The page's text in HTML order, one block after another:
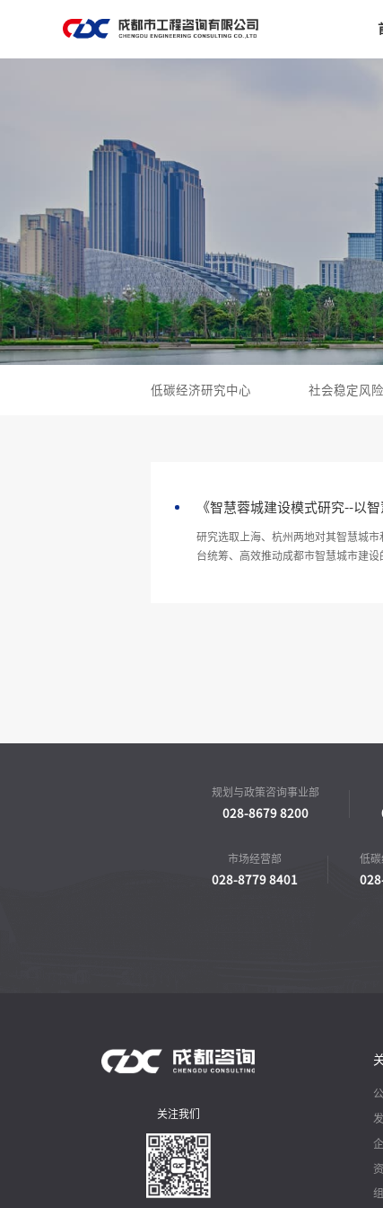
低碳经济研究中心 社会稳定风
《智慧蓉城建设模式研究--以
研究选取上海、杭州两地对其智慧城
台统筹、高效推动成都市智慧城市建设
规划与政策咨询事业部
028-8679 8200
市场经营部
028-8779 8401
低碳
关注我们